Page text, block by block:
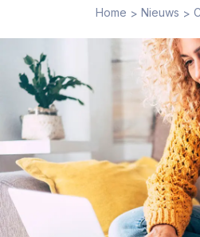
Home > Nieuws >